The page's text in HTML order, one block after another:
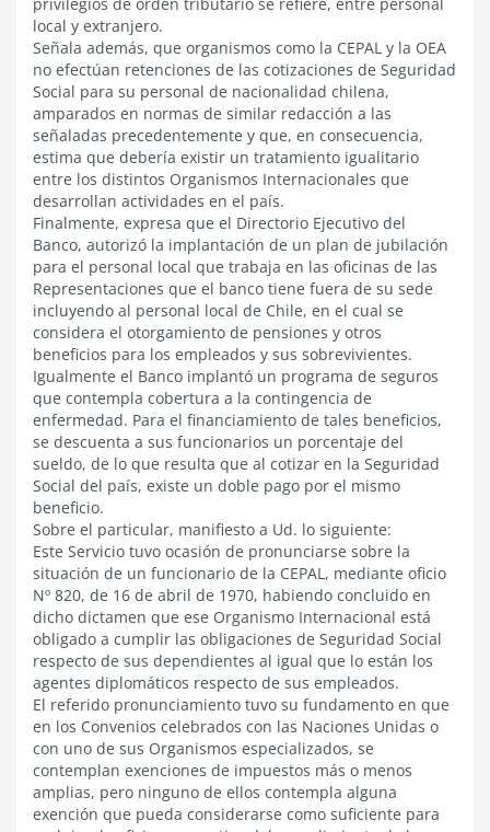
local y extranjero.
Señala además, que organismos como la CEPAL y la OEA
no efectúan retenciones de las cotizaciones de Seguridad
Social para su personal de nacionalidad chilena,
amparados en normas de similar redacción a las
señaladas precedentemente y que, en consecuencia,
estima que debería existir un tratamiento igualitario
entre los distintos Organismos Internacionales que
desarrollan actividades en el país.
Finalmente, expresa que el Directorio Ejecutivo del
Banco, autorizó la implantación de un plan de jubilación
para el personal local que trabaja en las oficinas de las
Representaciones que el banco tiene fuera de su sede
incluyendo al personal local de Chile, en el cual se
considera el otorgamiento de pensiones y otros
beneficios para los empleados y sus sobrevivientes.
Igualmente el Banco implantó un programa de seguros
que contempla cobertura a la contingencia de
enfermedad. Para el financiamiento de tales beneficios,
se descuenta a sus funcionarios un porcentaje del
sueldo, de lo que resulta que al cotizar en la Seguridad
Social del país, existe un doble pago por el mismo
beneficio.
Sobre el particular, manifiesto a Ud. lo siguiente:
Este Servicio tuvo ocasión de pronunciarse sobre la
situación de un funcionario de la CEPAL, mediante oficio
Nº 820, de 16 de abril de 1970, habiendo concluido en
dicho dictamen que ese Organismo Internacional está
obligado a cumplir las obligaciones de Seguridad Social
respecto de sus dependientes al igual que lo están los
agentes diplomáticos respecto de sus empleados.
El referido pronunciamiento tuvo su fundamento en que
en los Convenios celebrados con las Naciones Unidas o
con uno de sus Organismos especializados, se
contemplan exenciones de impuestos más o menos
amplias, pero ninguno de ellos contempla alguna
exención que pueda considerarse como suficiente para